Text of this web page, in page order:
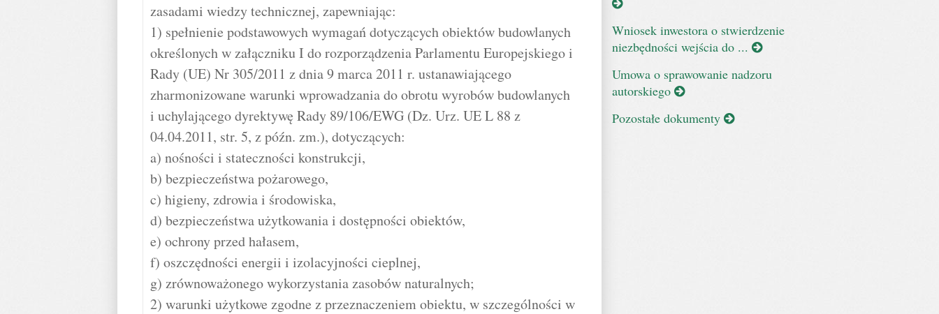
zasadami wiedzy technicznej, zapewniając:
1) spełnienie podstawowych wymagań dotyczących obiektów budowlanych
określonych w załączniku I do rozporządzenia Parlamentu Europejskiego i
Rady (UE) Nr 305/2011 z dnia 9 marca 2011 r. ustanawiającego
zharmonizowane warunki wprowadzania do obrotu wyrobów budowlanych
i uchylającego dyrektywę Rady 89/106/EWG (Dz. Urz. UE L 88 z
04.04.2011, str. 5, z późn. zm.), dotyczących:
a) nośności i stateczności konstrukcji,
b) bezpieczeństwa pożarowego,
c) higieny, zdrowia i środowiska,
d) bezpieczeństwa użytkowania i dostępności obiektów,
e) ochrony przed hałasem,
f) oszczędności energii i izolacyjności cieplnej,
g) zrównoważonego wykorzystania zasobów naturalnych;
2) warunki użytkowe zgodne z przeznaczeniem obiektu, w szczególności w
Wniosek inwestora o stwierdzenie
niezbędności wejścia do ...
Umowa o sprawowanie nadzoru
autorskiego
Pozostałe dokumenty